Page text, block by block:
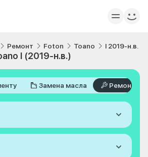
Ремонт Foton Toano I 2019-н.в.
I (2019-н.в.)
Замена масла Ремонт